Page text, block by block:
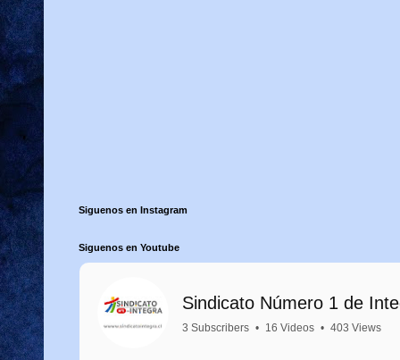
Siguenos en Instagram
Siguenos en Youtube
Sindicato Número 1 de
3 Subscribers • 16 Videos • 403 Views